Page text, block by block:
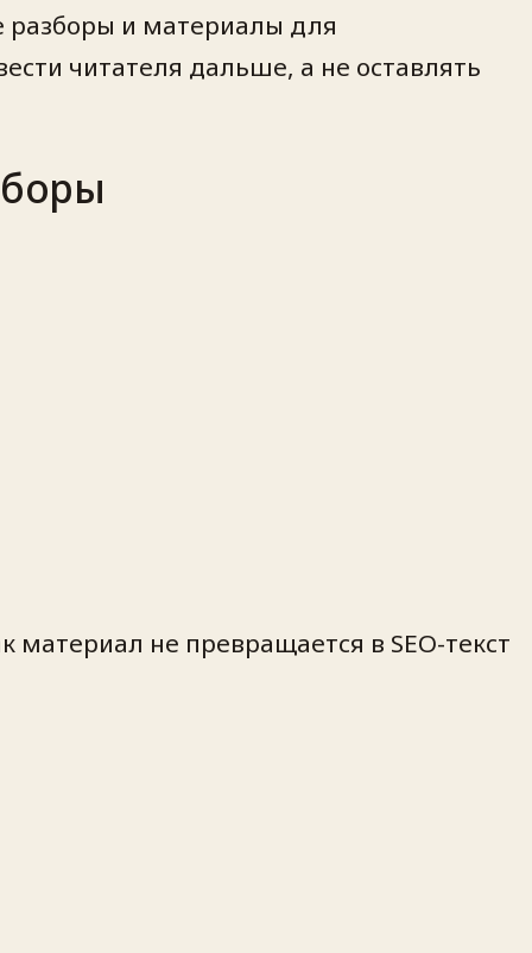
разборы и материалы для
читателя дальше, а не оставлять
не превращается в SEO-текст